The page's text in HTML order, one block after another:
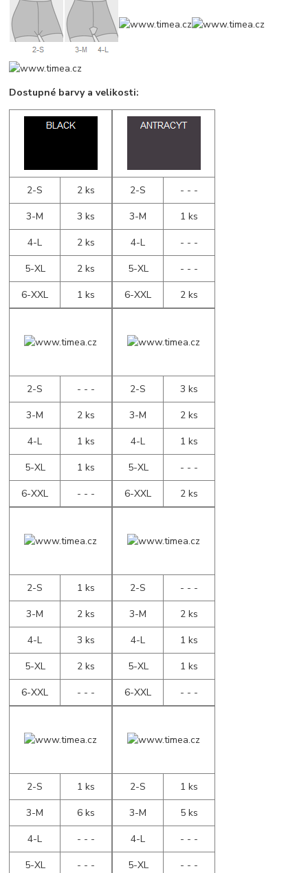
Dostupné barvy a velikosti:
2-S
2 ks
3-M
3 ks
4-L
2 ks
5-XL
2 ks
6-XXL
1 ks
2-S
- - -
3-M
1 ks
4-L
- - -
5-XL
- - -
6-XXL
2 ks
2-S
- - -
3-M
2 ks
4-L
1 ks
5-XL
1 ks
6-XXL
- - -
2-S
3 ks
3-M
2 ks
4-L
1 ks
5-XL
- - -
6-XXL
2 ks
2-S
1 ks
3-M
2 ks
4-L
3 ks
5-XL
2 ks
6-XXL
- - -
2-S
- - -
3-M
2 ks
4-L
1 ks
5-XL
1 ks
6-XXL
- - -
2-S
1 ks
3-M
6 ks
4-L
- - -
5-XL
- - -
2-S
1 ks
3-M
5 ks
4-L
- - -
5-XL
- - -